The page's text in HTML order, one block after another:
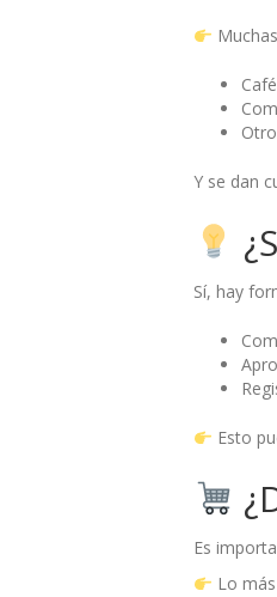
Y se dan
Sí, hay
Esto
Es
Lo